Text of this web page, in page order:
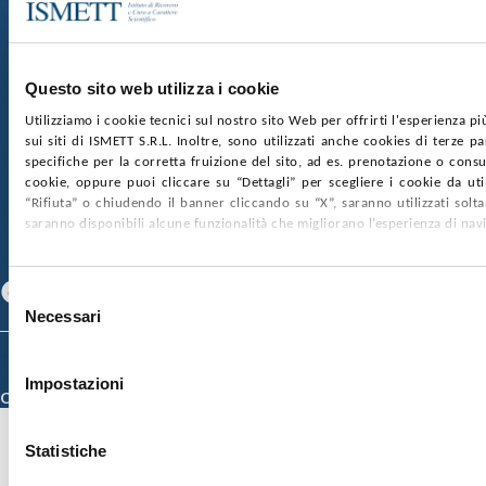
Questo sito web utilizza i cookie
Utilizziamo i cookie tecnici sul nostro sito Web per offrirti l'esperienza
sui siti di ISMETT S.R.L. Inoltre, sono utilizzati anche cookies di terze
specifiche per la corretta fruizione del sito, ad es. prenotazione o
cookie, oppure puoi cliccare su “Dettagli” per scegliere i cookie da
“Rifiuta” o chiudendo il banner cliccando su “X”, saranno utilizzati
saranno disponibili alcune funzionalità che migliorano l’esperienza di
Selezione
delNecessari
Impostazioni
Statistiche
Via Discesa dei Giudici 4 90133 Palermo
nr. REA PA-201818 P.I. 04544550827
SOCIETÀ TRASPARENTE WHISTLEBLOWING
GARE E CONTRATTIPRIVACYCOOKIE POLICY
SOSTIENICIMAPPA DEL SITOACCESSIBILITÀ
CONTATTI
Specializzazione)
Credits